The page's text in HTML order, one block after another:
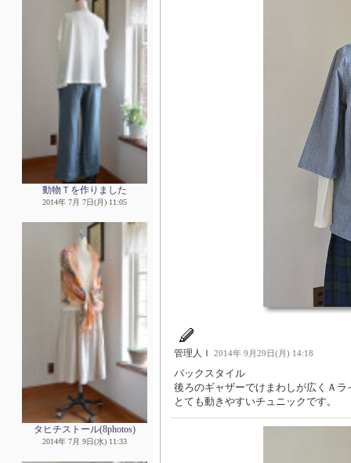
動物Ｔを作りました
2014年 7月 7日(月) 11:05
タヒチストール(8photos)
2014年 7月 9日(水) 11:33
管理人Ｉ 2014年 9月29日(月) 14:18
バックスタイル
後ろのギャザーでけまわしが広くＡラ
とても動きやすいチュニックです。